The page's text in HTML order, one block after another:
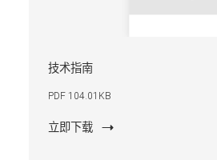
技术指南
PDF 104.01KB
立即下载